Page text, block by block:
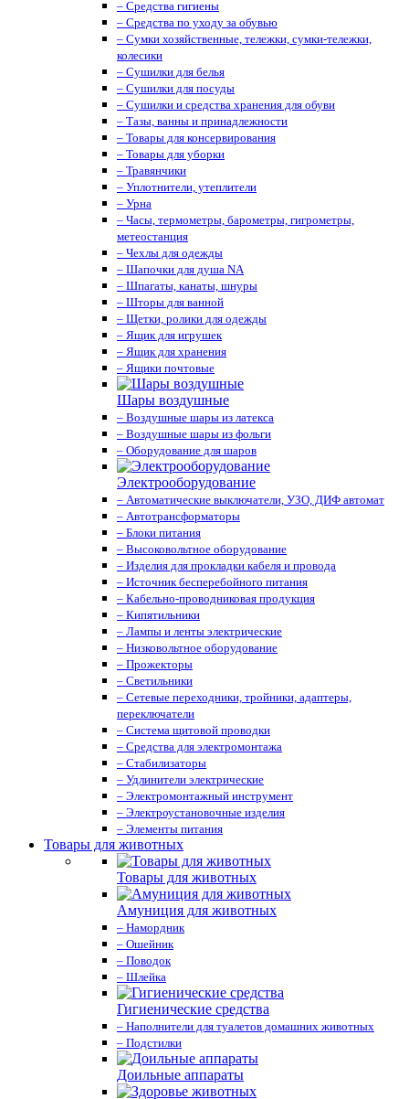
– Средства гигиены
– Средства по уходу за обувью
– Сумки хозяйственные, тележки, сумки-тележки,
колесики
– Сушилки для белья
– Сушилки для посуды
– Сушилки и средства хранения для обуви
– Тазы, ванны и принадлежности
– Товары для консервирования
– Товары для уборки
– Травянчики
– Уплотнители, утеплители
– Урна
– Часы, термометры, барометры, гигрометры,
метеостанция
– Чехлы для одежды
– Шапочки для душа NA
– Шпагаты, канаты, шнуры
– Шторы для ванной
– Щетки, ролики для одежды
– Ящик для игрушек
– Ящик для хранения
– Ящики почтовые
Шары воздушные
– Воздушные шары из латекса
– Воздушные шары из фольги
– Оборудование для шаров
Электрооборудование
– Автоматические выключатели, УЗО, ДИФ автомат
– Автотрансформаторы
– Блоки питания
– Высоковольтное оборудование
– Изделия для прокладки кабеля и провода
– Источник бесперебойного питания
– Кабельно-проводниковая продукция
– Кипятильники
– Лампы и ленты электрические
– Низковольтное оборудование
– Прожекторы
– Светильники
– Сетевые переходники, тройники, адаптеры,
переключатели
– Система щитовой проводки
– Средства для электромонтажа
– Стабилизаторы
– Удлинители электрические
– Электромонтажный инструмент
– Электроустановочные изделия
– Элементы питания
Товары для животных
Товары для животных
Амуниция для животных
– Намордник
– Ошейник
– Поводок
– Шлейка
Гигиенические средства
– Наполнители для туалетов домашних животных
– Подстилки
Доильные аппараты